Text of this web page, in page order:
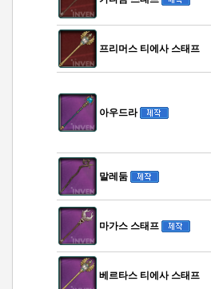
프리머스 티에사 스태프
아우드라
말레둠
마가스 스태프
베르타스 티에사 스태프